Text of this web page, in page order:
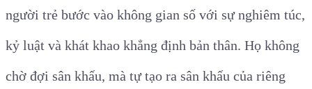
người trẻ bước vào không gian số với sự nghiêm túc,
kỷ luật và khát khao khẳng định bản thân. Họ không
chờ đợi sân khấu, mà tự tạo ra sân khấu của riêng